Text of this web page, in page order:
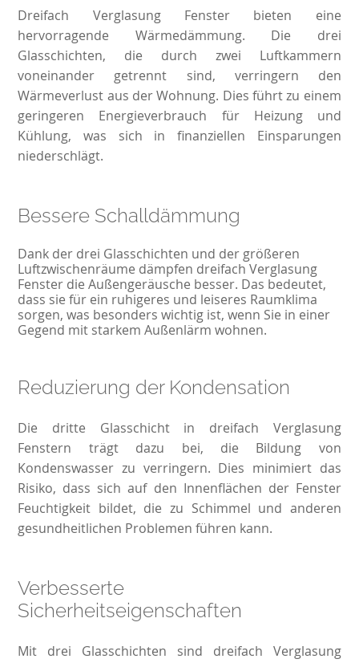
Dreifach Verglasung Fenster bieten eine
hervorragende Wärmedämmung. Die drei
Glasschichten, die durch zwei Luftkammern
voneinander getrennt sind, verringern den
Wärmeverlust aus der Wohnung. Dies führt zu einem
geringeren Energieverbrauch für Heizung und
Kühlung, was sich in finanziellen Einsparungen
niederschlägt.
Bessere Schalldämmung
Dank der drei Glasschichten und der größeren
Luftzwischenräume dämpfen dreifach Verglasung
Fenster die Außengeräusche besser. Das bedeutet,
dass sie für ein ruhigeres und leiseres Raumklima
sorgen, was besonders wichtig ist, wenn Sie in einer
Gegend mit starkem Außenlärm wohnen.
Reduzierung der Kondensation
Die dritte Glasschicht in dreifach Verglasung
Fenstern trägt dazu bei, die Bildung von
Kondenswasser zu verringern. Dies minimiert das
Risiko, dass sich auf den Innenflächen der Fenster
Feuchtigkeit bildet, die zu Schimmel und anderen
gesundheitlichen Problemen führen kann.
Verbesserte
Sicherheitseigenschaften
Mit drei Glasschichten sind dreifach Verglasung